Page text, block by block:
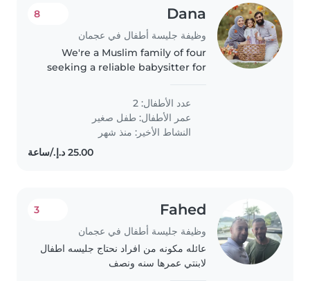
Dana
وظيفة جليسة أطفال في عجمان
8
We're a Muslim family of four
seeking a reliable babysitter for
toddlers. Our little ones are
curious and independent, always
eager to explore and learn...
عدد الأطفال: 2
عمر الأطفال: طفل صغير
النشاط الأخير: منذ شهر
Fahed
وظيفة جليسة أطفال في عجمان
3
عائله مكونه من افراد نحتاج جليسه اطفال
لابنتي عمرها سنه ونصف